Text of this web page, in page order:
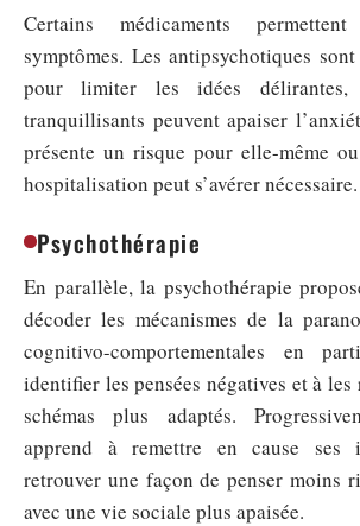
Certains médicaments
symptômes. Les antipsychotiques
pour limiter les idées
tranquillisants peuvent apaiser
présente un risque pour elle-même
hospitalisation peut s’avérer nécessaire.
Psychothérapie
En parallèle, la psychothérapie
décoder les mécanismes de la
cognitivo-comportementales en
identifier les pensées négatives et à les
schémas plus adaptés.
apprend à remettre en cause ses
retrouver une façon de penser moins
avec une vie sociale plus apaisée.